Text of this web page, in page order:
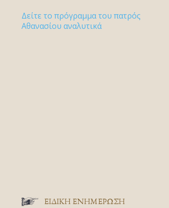
Δείτε το πρόγραμμα του πατρός
Αθανασίου αναλυτικά
ΕΙΔΙΚΉ ΕΝΗΜΈΡΩΣΗ